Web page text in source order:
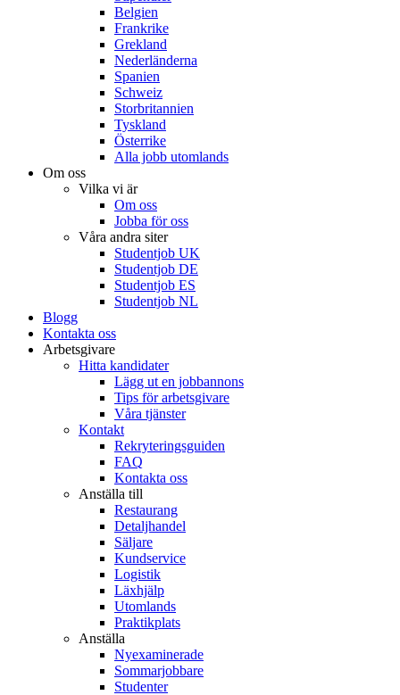
Belgien
Frankrike
Grekland
Nederländerna
Spanien
Schweiz
Storbritannien
Tyskland
Österrike
Alla jobb utomlands
Om oss
Vilka vi är
Om oss
Jobba för oss
Våra andra siter
Studentjob UK
Studentjob DE
Studentjob ES
Studentjob NL
Blogg
Kontakta oss
Arbetsgivare
Hitta kandidater
Lägg ut en jobbannons
Tips för arbetsgivare
Våra tjänster
Kontakt
Rekryteringsguiden
FAQ
Kontakta oss
Anställa till
Restaurang
Detaljhandel
Säljare
Kundservice
Logistik
Läxhjälp
Utomlands
Praktikplats
Anställa
Nyexaminerade
Sommarjobbare
Studenter